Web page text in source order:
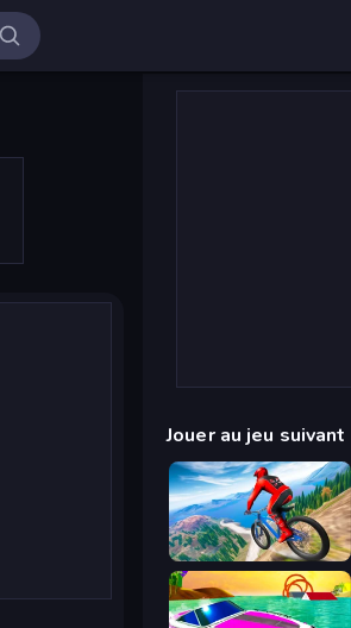
Jouer au jeu suivant
Riders Downhill Racing